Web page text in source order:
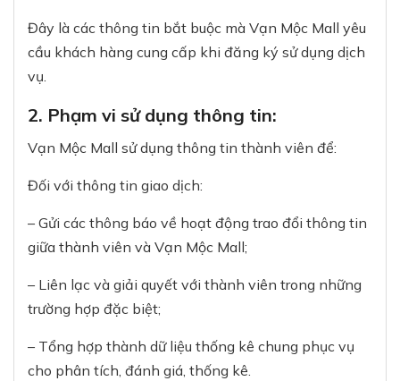
Đây là các thông tin bắt buộc mà Vạn Mộc Mall yêu
cầu khách hàng cung cấp khi đăng ký sử dụng dịch
vụ.
2. Phạm vi sử dụng thông tin:
Vạn Mộc Mall sử dụng thông tin thành viên để:
Đối với thông tin giao dịch:
– Gửi các thông báo về hoạt động trao đổi thông tin
giữa thành viên và Vạn Mộc Mall;
– Liên lạc và giải quyết với thành viên trong những
trường hợp đặc biệt;
– Tổng hợp thành dữ liệu thống kê chung phục vụ
cho phân tích, đánh giá, thống kê.